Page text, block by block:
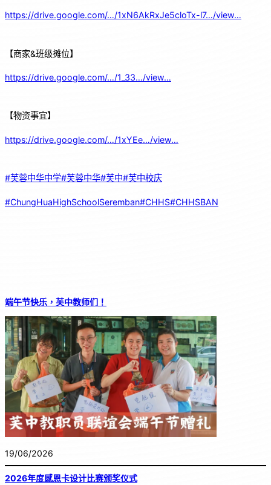
https://drive.google.com/…/1xN6AkRxJe5cloTx-l7…/view…
【商家&班级摊位】
https://drive.google.com/…/1_33…/view…
【物资事宜】
https://drive.google.com/…/1xYEe…/view…
#芙蓉中华中学#芙蓉中华#芙中#芙中校庆
#ChungHuaHighSchoolSeremban#CHHS#CHHSBAN
端午节快乐，芙中教师们！
19/06/2026
2026年度感恩卡设计比赛颁奖仪式